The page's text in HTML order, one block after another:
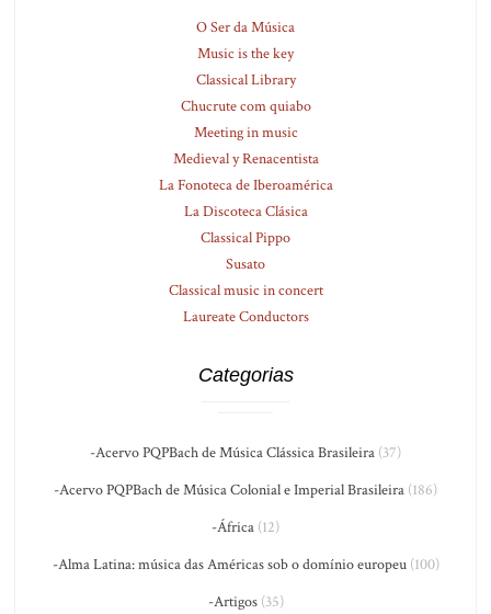
O Ser da Música
Music is the key
Classical Library
Chucrute com quiabo
Meeting in music
Medieval y Renacentista
La Fonoteca de Iberoamérica
La Discoteca Clásica
Classical Pippo
Susato
Classical music in concert
Laureate Conductors
Categorias
-Acervo PQPBach de Música Clássica Brasileira (37)
-Acervo PQPBach de Música Colonial e Imperial Brasileira (186)
-África (12)
-Alma Latina: música das Américas sob o domínio europeu(100)
-Artigos(35)